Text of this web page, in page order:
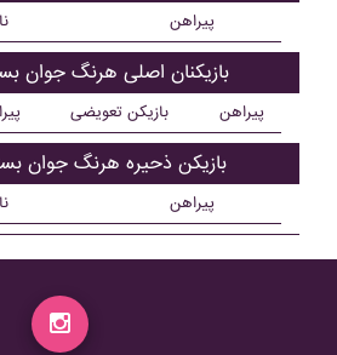
پیراهن
بازیکنان اصلی هرنگ جوان
بازیکن تعویضی پیراهن
بازیکن ذحیره هرنگ جوان
پیراهن